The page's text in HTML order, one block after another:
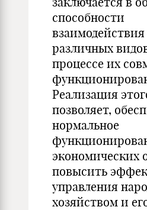
способности
различных
процессе их
Реализация
позволяет,
нормальное
экономических
повысить
управления
хозяйством и